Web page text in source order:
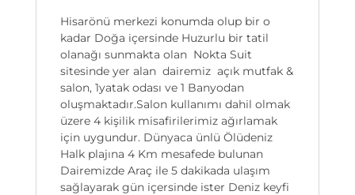
Hisarönü merkezi konumda olup bir o
kadar Doğa içersinde Huzurlu bir tatil
olanağı sunmakta olan Nokta Suit
sitesinde yer alan dairemiz açık mutfak &
salon, 1yatak odası ve 1 Banyodan
oluşmaktadır.Salon kullanımı dahil olmak
üzere 4 kişilik misafirilerimiz ağırlamak
için uygundur. Dünyaca ünlü Ölüdeniz
Halk plajına 4 Km mesafede bulunan
Dairemizde Araç ile 5 dakikada ulaşım
sağlayarak gün içersinde ister Deniz keyfi